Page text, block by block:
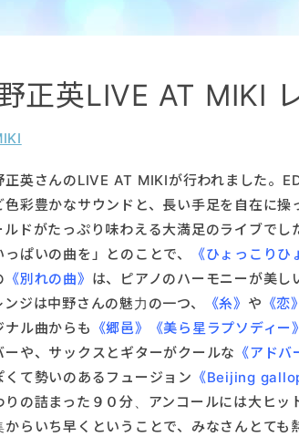
正英LIVE AT MIKI
正英さんのLIVE AT MIKIが行われました。
色彩豊かなサウンドと、長い手足を自在に
ドがたっぷり味わえる大満足のライブでし
ぱいの曲を」とのことで、
《ひょっこり
《別れの曲》 は、ピアノのハーモニーが美し
ジは中野さんの魅力の一つ、
《糸》 や 《恋》
ナル曲からも 《郷邑》《美ら星ラプソディ
や、サックスとギターがクールな 《アドバ
くて勢いのあるフュージョン 《Beijing
りの詰まった９０分、アンコールには大ヒッ
らいち早くということで、みなさんとても